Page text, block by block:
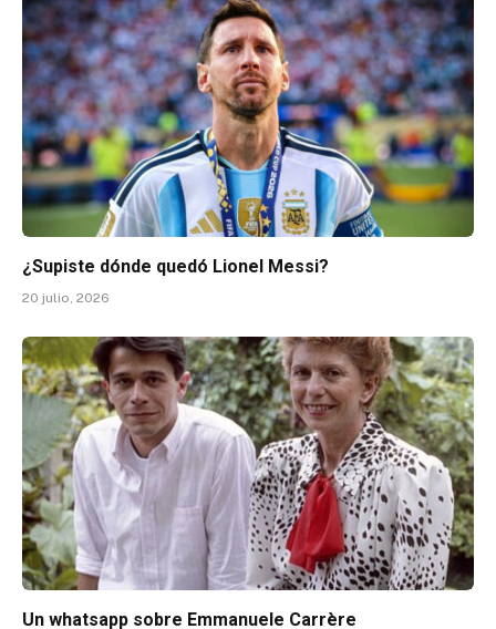
¿Supiste dónde quedó Lionel Messi?
20 julio, 2026
Un whatsapp sobre Emmanuele Carrère